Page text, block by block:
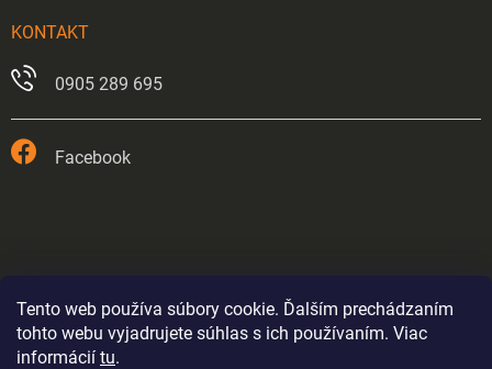
Tento web používa súbory cookie. Ďalším prechádzaním
tohto webu vyjadrujete súhlas s ich používaním. Viac
informácií tu.
KONTAKT
0905 289 695
Facebook